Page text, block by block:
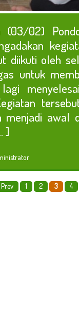
02)
diikuti oleh
untuk
awal
]
Prev 1 2 3 4